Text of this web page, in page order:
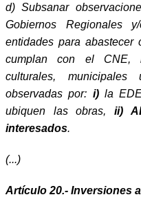
d) Subsanar
Gobiernos Regionales
entidades para abastecer
cumplan con el CNE,
culturales, municipales
observadas por: i)la
ubiquen las obras, ii)
interesados.
(...)
Artículo 20.- Inversiones